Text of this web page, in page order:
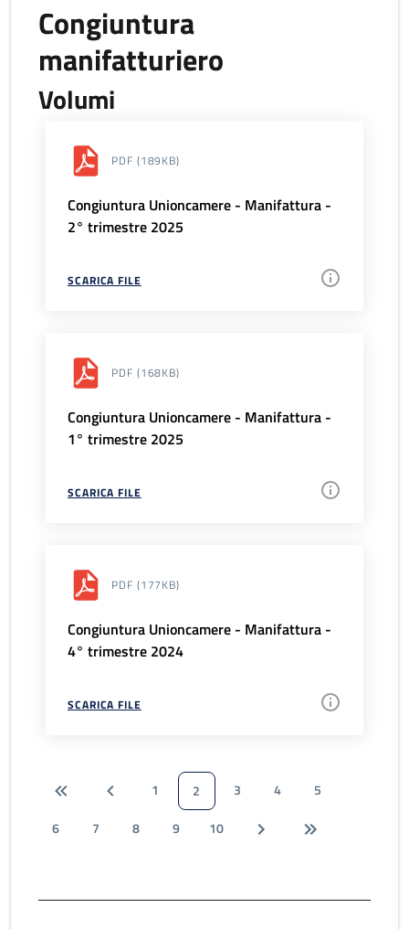
Congiuntura
manifatturiero
Volumi
PDF (189KB)
Congiuntura Unioncamere - Manifattura -
2° trimestre 2025
SCARICA FILE
PDF (168KB)
Congiuntura Unioncamere - Manifattura -
1° trimestre 2025
SCARICA FILE
PDF (177KB)
Congiuntura Unioncamere - Manifattura -
4° trimestre 2024
SCARICA FILE
1 2 3 4
5
6
7 8 9 10